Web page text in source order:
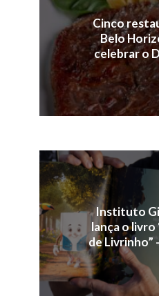
Cinco
Belo
celebrar o
Instituto
lança o livro
de Livrinho”